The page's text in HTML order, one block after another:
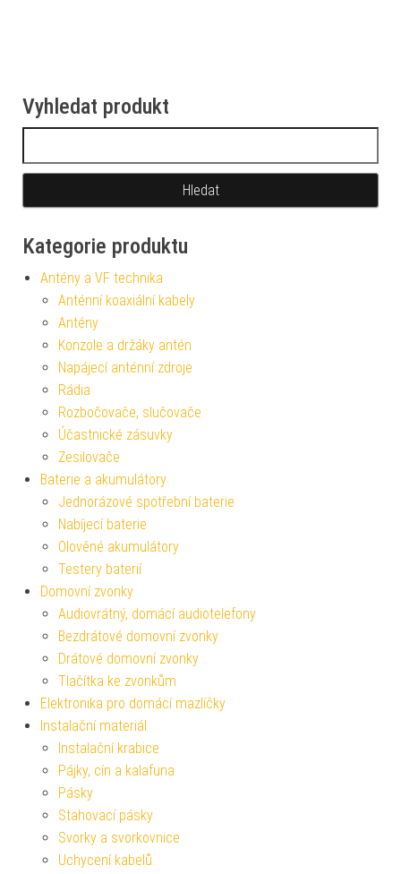
Vyhledat produkt
Kategorie produktu
Antény a VF technika
Anténní koaxiální kabely
Antény
Konzole a držáky antén
Napájecí anténní zdroje
Rádia
Rozbočovače, slučovače
Účastnické zásuvky
Zesilovače
Baterie a akumulátory
Jednorázové spotřební baterie
Nabíjecí baterie
Olověné akumulátory
Testery baterií
Domovní zvonky
Audiovrátný, domácí audiotelefony
Bezdrátové domovní zvonky
Drátové domovní zvonky
Tlačítka ke zvonkům
Elektronika pro domácí mazlíčky
Instalační materiál
Instalační krabice
Pájky, cín a kalafuna
Pásky
Stahovací pásky
Svorky a svorkovnice
Uchycení kabelů